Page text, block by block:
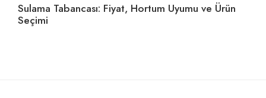
Sulama Tabancası: Fiyat, Hortum Uyumu ve Ürün
Seçimi